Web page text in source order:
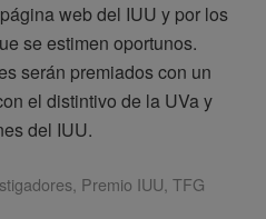
web del IUU y por los
se estimen oportunos.
serán premiados con un
el distintivo de la UVa y
del IUU.
, Premio IUU, TFG